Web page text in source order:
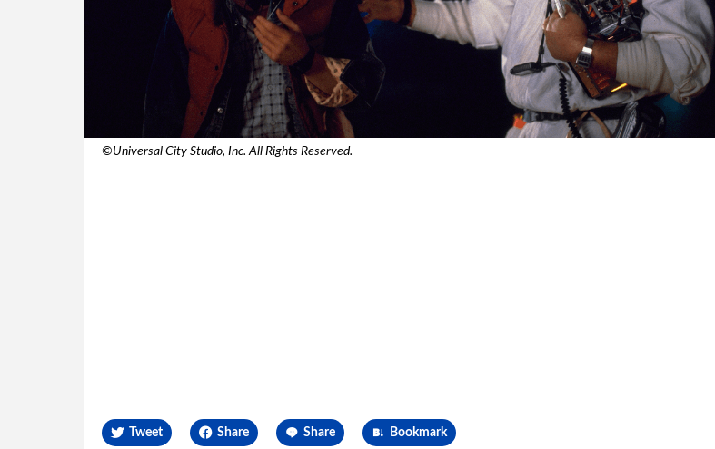
©️Universal City Studio, Inc. All Rights Reserved.
Tweet Share Share Bookmark